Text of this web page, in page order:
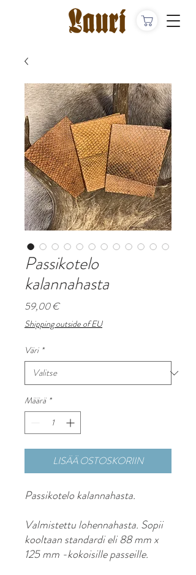
Passikotelo
kalannahasta
59,00 €Hinta
Shipping outside of EU
Väri *
Määrä *
LISÄÄ OSTOSKORIIN
Passikotelo kalannahasta.
Valmistettu lohennahasta. Sopii
kooltaan standardi eli 88 mm x
125 mm -kokoisille passeille.